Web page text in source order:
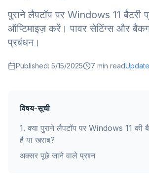
पुराने लैपटॉप पर Windows 11 बैटरी
ऑप्टिमाइज़ करें। पावर सेटिंग्स और
प्रबंधन।
Published: 5/15/2025 7 min read
विषय-सूची
1. क्या पुराने लैपटॉप पर Windows 11 की
है या खराब?
अक्सर पूछे जाने वाले प्रश्न